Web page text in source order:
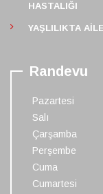
HASTALIĞI
YAŞLILIKTA
Randevu
Pazartesi
Salı
Çarşamba
Perşembe
Cuma
Cumartesi